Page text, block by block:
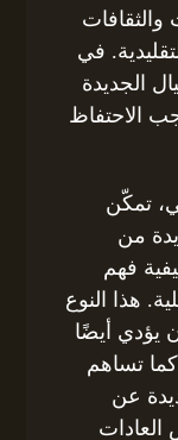
في
الجديدة
الاحتفاظ
تمكّن
من
فهم
هذا النوع
يؤدي أيضًا
كما تساهم
عن
العادات